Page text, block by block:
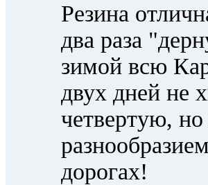
Резина
два раза
зимой всю
двух дней не
четвертую,
дорогах!